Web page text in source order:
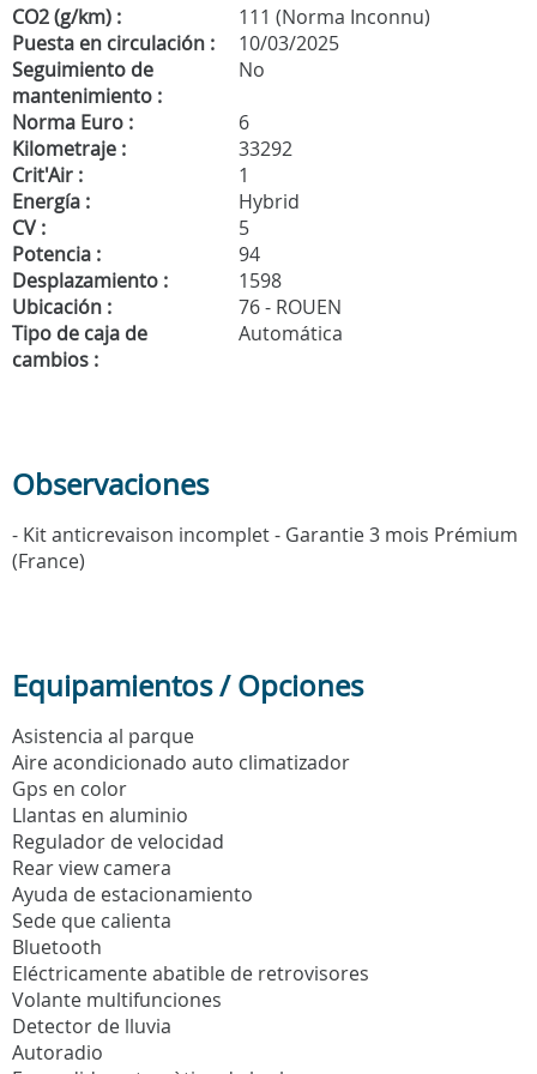
CO2 (g/km) :
111 (Norma Inconnu)
Puesta en circulación :
10/03/2025
Seguimiento de
mantenimiento :
No
Norma Euro :
6
Kilometraje :
33292
Crit'Air :
1
Energía :
Hybrid
CV :
5
Potencia :
94
Desplazamiento :
1598
Ubicación :
76 - ROUEN
Tipo de caja de
cambios :
Automática
Observaciones
- Kit anticrevaison incomplet - Garantie 3 mois Prémium
(France)
Equipamientos / Opciones
Asistencia al parque
Aire acondicionado auto climatizador
Gps en color
Llantas en aluminio
Regulador de velocidad
Rear view camera
Ayuda de estacionamiento
Sede que calienta
Bluetooth
Eléctricamente abatible de retrovisores
Volante multifunciones
Detector de lluvia
Autoradio